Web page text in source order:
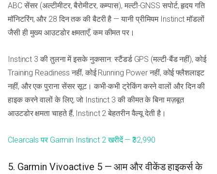
ABC सेंसर (अल्टीमीटर, बैरोमीटर, कम्पास), मल्टी-GNSS सपोर्ट, हृदय गति
मॉनिटरिंग, और 28 दिन तक की बैटरी है — यानी प्रीमियम Instinct मॉडलों
जैसी ही मुख्य आउटडोर क्षमताएँ, कम कीमत पर।
Instinct 3 की तुलना में इसके नुकसान: स्टैंडर्ड GPS (मल्टी-बैंड नहीं), कोई
Training Readiness नहीं, कोई Running Power नहीं, कोई फ्लैशलाइट
नहीं, और एक पुराना सेंसर सूट। कभी-कभी ट्रेकिंग करने वालों और दिन की
हाइक करने वालों के लिए, जो Instinct 3 की कीमत के बिना मज़बूत
आउटडोर क्षमता चाहते हैं, Instinct 2 बेहतरीन वैल्यू देती है।
Clearcals पर Garmin Instinct 2 खरीदें — ₹32,990
5. Garmin Vivoactive 5 — आम और वीकेंड हाइकर्स के